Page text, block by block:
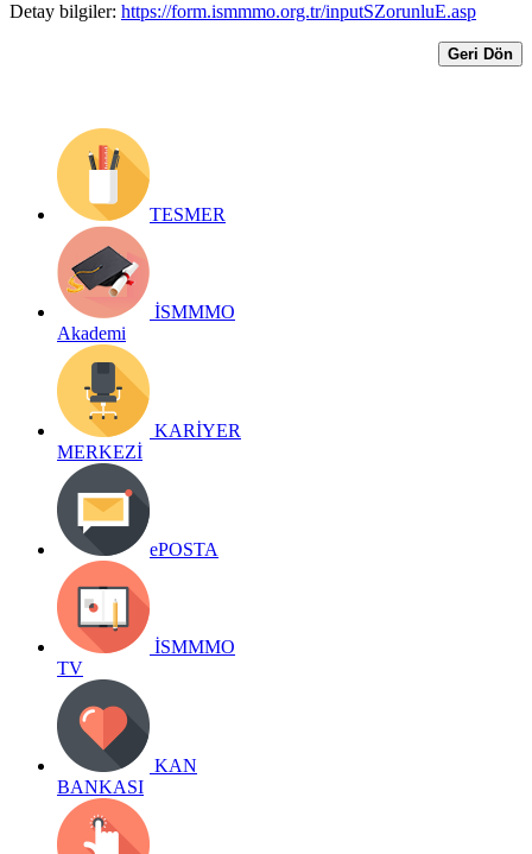
Detay bilgiler: https://form.ismmmo.org.tr/inputSZorunluE.asp
Geri Dön
TESMER
İSMMMO
Akademi
KARİYER
MERKEZİ
ePOSTA
İSMMMO
TV
KAN
BANKASI